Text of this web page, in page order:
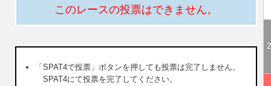
このレースの投票はできません。
「SPAT4で投票」ボタンを押しても投票は完了しません。
SPAT4にて投票を完了してください。
2